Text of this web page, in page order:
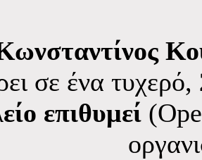
σε ένα τυχερό,
επιθυμεί